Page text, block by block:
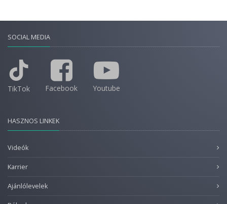
SOCIAL MEDIA
TikTok Facebook Youtube
HASZNOS LINKEK
Videók
Karrier
Ajánlólevelek